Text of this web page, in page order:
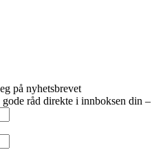
på nyhetsbrevet
råd direkte i innboksen din –